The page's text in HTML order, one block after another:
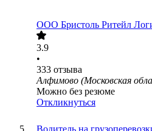
ООО Бристоль Ритейл
3.9
•
333 отзыва
Алфимово (Московская
Можно без резюме
Откликнуться